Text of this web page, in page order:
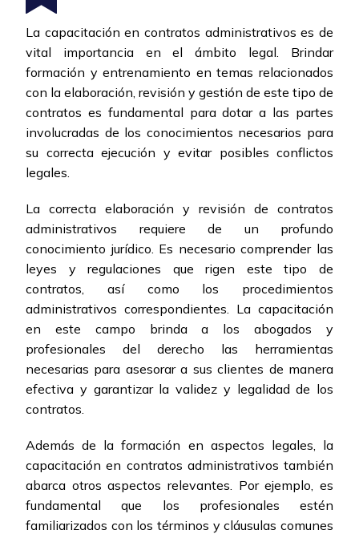
La capacitación en contratos administrativos es de
vital importancia en el ámbito legal. Brindar
formación y entrenamiento en temas relacionados
con la elaboración, revisión y gestión de este tipo de
contratos es fundamental para dotar a las partes
involucradas de los conocimientos necesarios para
su correcta ejecución y evitar posibles conflictos
legales.
La correcta elaboración y revisión de contratos
administrativos requiere de un profundo
conocimiento jurídico. Es necesario comprender las
leyes y regulaciones que rigen este tipo de
contratos, así como los procedimientos
administrativos correspondientes. La capacitación
en este campo brinda a los abogados y
profesionales del derecho las herramientas
necesarias para asesorar a sus clientes de manera
efectiva y garantizar la validez y legalidad de los
contratos.
Además de la formación en aspectos legales, la
capacitación en contratos administrativos también
abarca otros aspectos relevantes. Por ejemplo, es
fundamental que los profesionales estén
familiarizados con los términos y cláusulas comunes